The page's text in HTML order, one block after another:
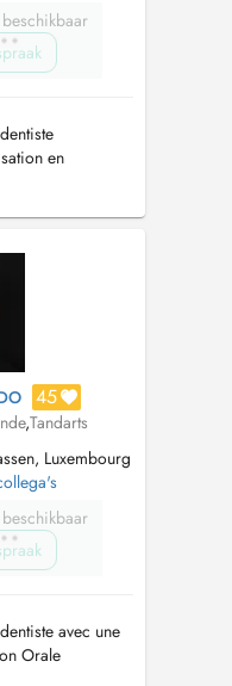
en
Au fil des ans,
et de la
et des
m...
45
,Tandarts
Luxembourg
avec une
Orale
fil des ans,